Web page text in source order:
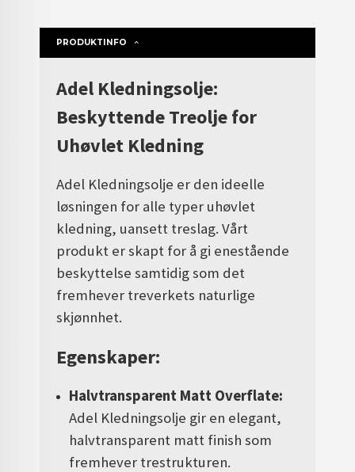
PRODUKTINFO
Adel Kledningsolje:
Beskyttende Treolje for
Uhøvlet Kledning
Adel Kledningsolje er den ideelle
løsningen for alle typer uhøvlet
kledning, uansett treslag. Vårt
produkt er skapt for å gi enestående
beskyttelse samtidig som det
fremhever treverkets naturlige
skjønnhet.
Egenskaper:
Halvtransparent Matt Overflate:
Adel Kledningsolje gir en elegant,
halvtransparent matt finish som
fremhever trestrukturen.